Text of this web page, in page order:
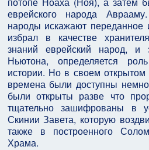
еврейского народа
народы искажают
избрал в качестве
знаний еврейский народ, и
Ньютона, определяется
истории. Но в своем
времена были доступны
были открыты разве что
тщательно зашифрованы в
Скинии Завета, которую
также в построенного
Храма.